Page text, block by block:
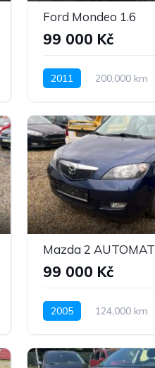
Ford Mondeo 1.6
99 000 Kč
2011 200,000 km
Mazda 2 AUTOMAT
99 000 Kč
2005
124,000 km
Pohon předních kol